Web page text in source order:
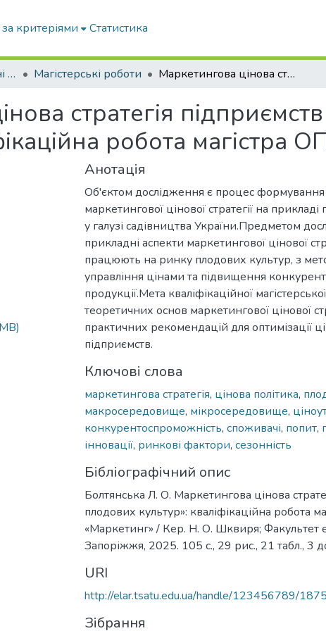
критеріями Статистика
Кваліфікаційні випускні роботи бакалаврів і магістрів Магістерські роботи Маркетингова цінова стратегія підприємств на ринку плодових культур»: кваліфікаційна робота магістра ОПП 075 «Маркетинг»
стратегія
робота магістра
Анотація
Об'єктом дослідження є процес формування
маркетингової цінової стратегії на
у галузі садівництва України.Предметом
прикладні аспекти маркетингової цінової
працюють на ринку плодових культур, з
управління цінами та підвищення
продукції.Мета кваліфікаційної
теоретичних основ маркетингової цінової
практичних рекомендацій для оптимізації
підприємств.
Ключові слова
маркетингова стратегія, цінова політика,
макросередовище, мікросередовище,
конкурентоспроможність, споживачі, попит,
інновації, ринкові фактори, сезонність
Бібліографічний опис
Болтянська Л. О. Маркетингова цінова
плодових культур»: кваліфікаційна робота
«Маркетинг» / Кер. Н. О. Шквиря; Факультет
Запоріжжя, 2025. 105 с., 29 рис., 21 табл., 3
URI
http://elar.tsatu.edu.ua/handle/123456789/
Зібрання